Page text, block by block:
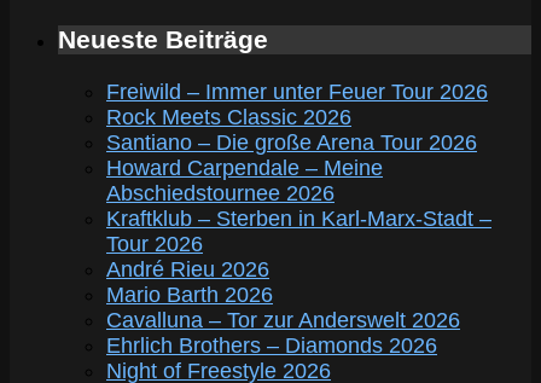
Neueste Beiträge
Freiwild – Immer unter Feuer Tour 2026
Rock Meets Classic 2026
Santiano – Die große Arena Tour 2026
Howard Carpendale – Meine
Abschiedstournee 2026
Kraftklub – Sterben in Karl-Marx-Stadt –
Tour 2026
André Rieu 2026
Mario Barth 2026
Cavalluna – Tor zur Anderswelt 2026
Ehrlich Brothers – Diamonds 2026
Night of Freestyle 2026